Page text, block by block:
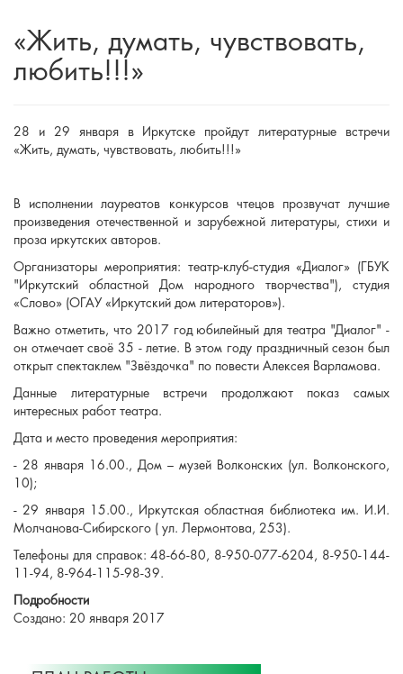
«Жить, думать, чувствовать,
любить!!!»
28 и 29 января в Иркутске пройдут литературные встречи
«Жить, думать, чувствовать, любить!!!»
В исполнении лауреатов конкурсов чтецов прозвучат лучшие
произведения отечественной и зарубежной литературы, стихи и
проза иркутских авторов.
Организаторы мероприятия: театр-клуб-студия «Диалог» (ГБУК
"Иркутский областной Дом народного творчества"), студия
«Слово» (ОГАУ «Иркутский дом литераторов»).
Важно отметить, что 2017 год юбилейный для театра "Диалог" -
он отмечает своё 35 - летие. В этом году праздничный сезон был
открыт спектаклем "Звёздочка" по повести Алексея Варламова.
Данные литературные встречи продолжают показ самых
интересных работ театра.
Дата и место проведения мероприятия:
- 28 января 16.00., Дом – музей Волконских (ул. Волконского,
10);
- 29 января 15.00., Иркутская областная библиотека им. И.И.
Молчанова-Сибирского ( ул. Лермонтова, 253).
Телефоны для справок: 48-66-80, 8-950-077-6204, 8-950-144-
11-94, 8-964-115-98-39.
Подробности
Создано: 20 января 2017